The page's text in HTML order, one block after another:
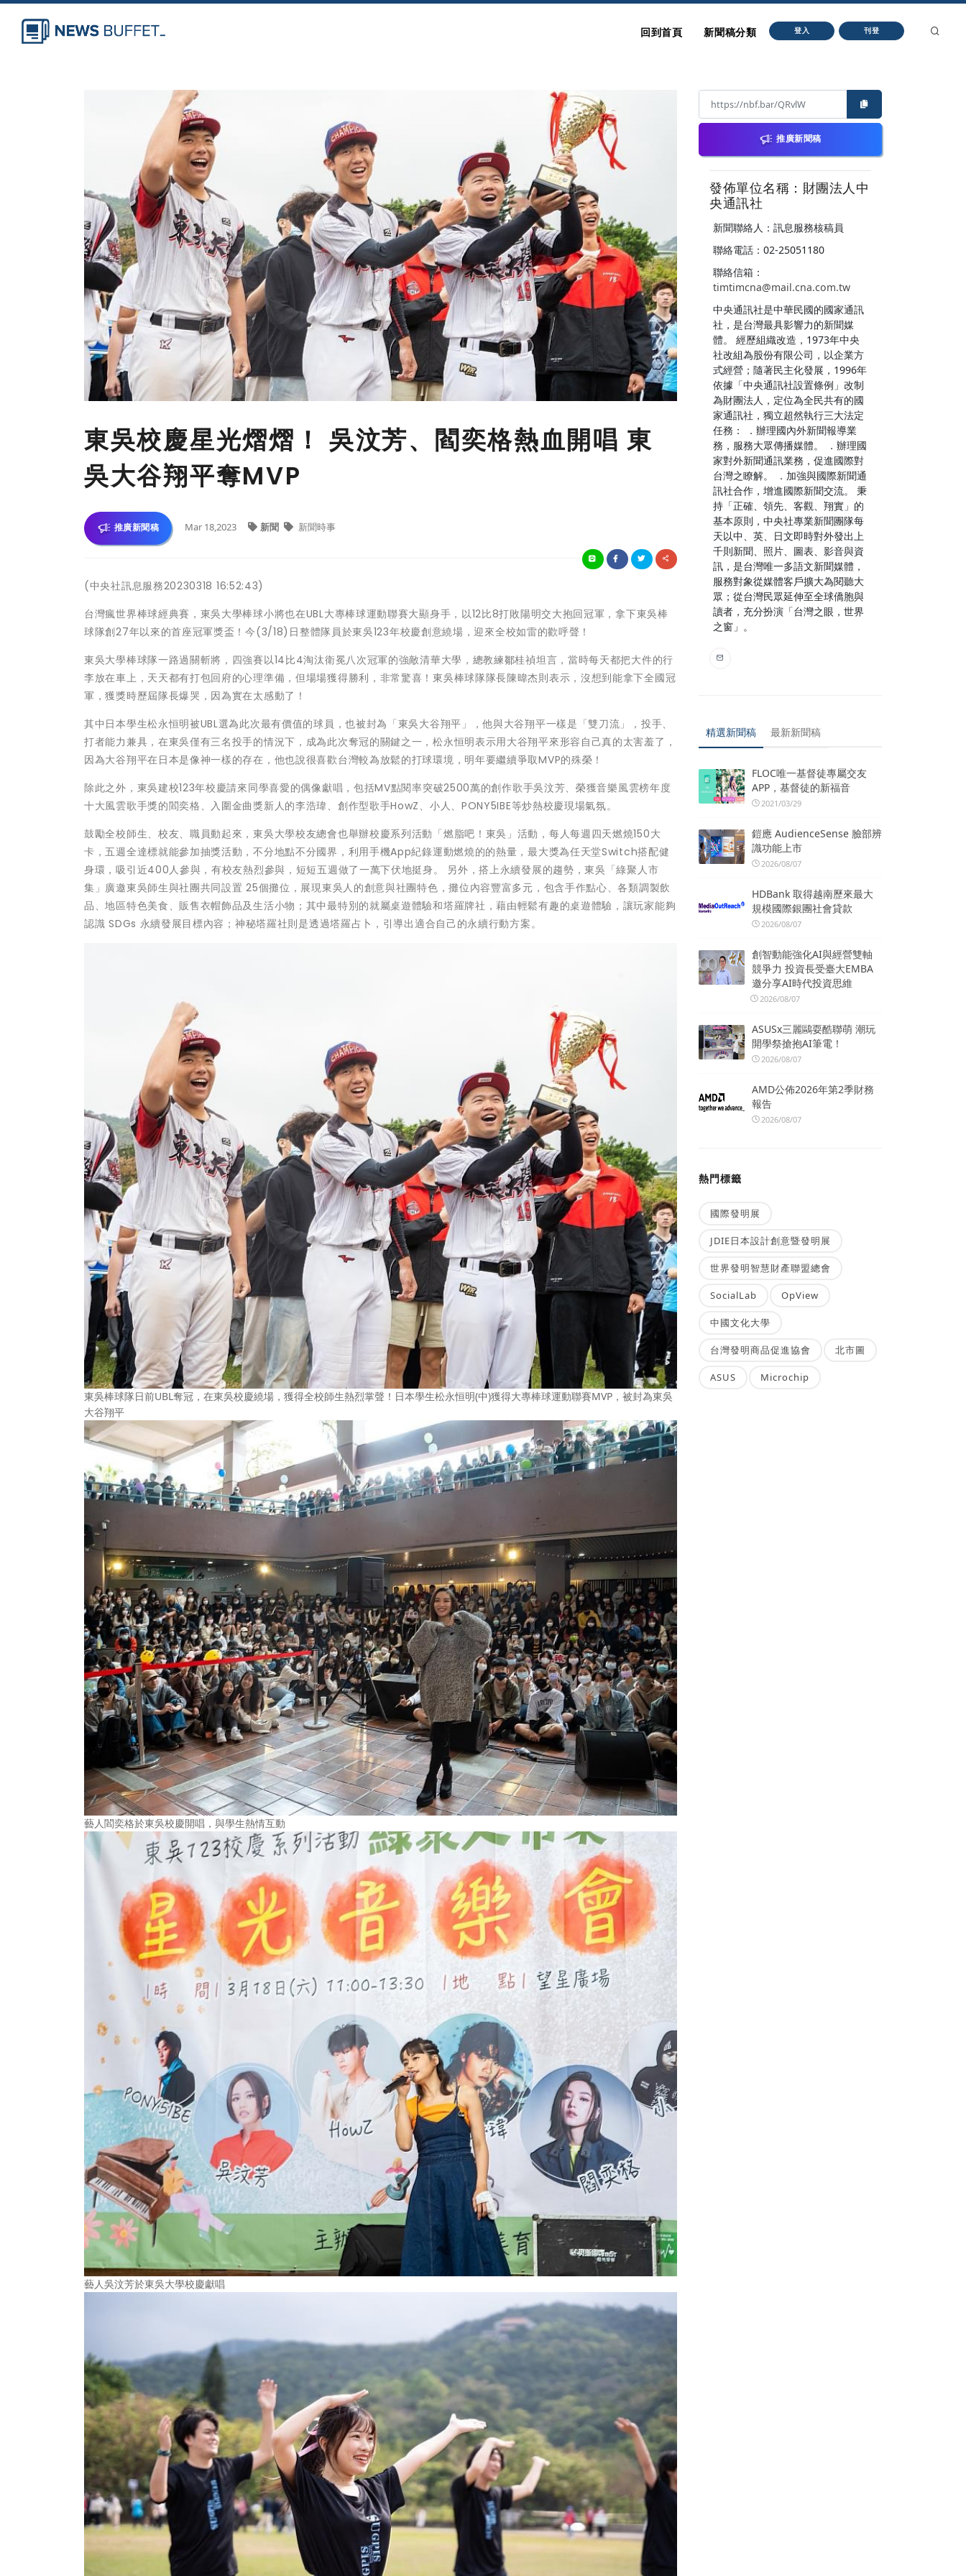
回到首頁 新聞稿分類 登入 刊登
東吳校慶星光熠熠！ 吳汶芳、閻奕格熱血開唱 東
吳大谷翔平奪MVP
推廣新聞稿 Mar 18,2023 新聞 新聞時事
(中央社訊息服務20230318 16:52:43)
台灣瘋世界棒球經典賽，東吳大學棒球小將也在UBL大專棒球運動聯賽大顯身手，以12比8打敗陽明交大抱回冠軍，拿下東吳棒
球隊創27年以來的首座冠軍獎盃！今(3/18)日整體隊員於東吳123年校慶創意繞場，迎來全校如雷的歡呼聲！
東吳大學棒球隊一路過關斬將，四強賽以14比4淘汰衛冕八次冠軍的強敵清華大學，總教練鄒桂禎坦言，當時每天都把大件的行
李放在車上，天天都有打包回府的心理準備，但場場獲得勝利，非常驚喜！東吳棒球隊隊長陳暐杰則表示，沒想到能拿下全國冠
軍，獲獎時歷屆隊長爆哭，因為實在太感動了！
其中日本學生松永恒明被UBL選為此次最有價值的球員，也被封為「東吳大谷翔平」，他與大谷翔平一樣是「雙刀流」，投手、
打者能力兼具，在東吳僅有三名投手的情況下，成為此次奪冠的關鍵之一，松永恒明表示用大谷翔平來形容自己真的太害羞了，
因為大谷翔平在日本是像神一樣的存在，他也說很喜歡台灣較為放鬆的打球環境，明年要繼續爭取MVP的殊榮！
除此之外，東吳建校123年校慶請來同學喜愛的偶像獻唱，包括MV點閱率突破2500萬的創作歌手吳汶芳、榮獲音樂風雲榜年度
十大風雲歌手獎的閻奕格、入圍金曲獎新人的李浩瑋、創作型歌手HowZ、小人、PONY5IBE等炒熱校慶現場氣氛。
鼓勵全校師生、校友、職員動起來，東吳大學校友總會也舉辦校慶系列活動「燃脂吧！東吳」活動，每人每週四天燃燒150大
卡，五週全達標就能參加抽獎活動，不分地點不分國界，利用手機App紀錄運動燃燒的的熱量，最大獎為任天堂Switch搭配健
身環，吸引近400人參與，有校友熱烈參與，短短五週做了一萬下伏地挺身。 另外，搭上永續發展的趨勢，東吳「綠聚人市
集」廣邀東吳師生與社團共同設置 25個攤位，展現東吳人的創意與社團特色，攤位內容豐富多元，包含手作點心、各類調製飲
品、地區特色美食、販售衣帽飾品及生活小物；其中最特別的就屬桌遊體驗和塔羅牌社，藉由輕鬆有趣的桌遊體驗，讓玩家能夠
認識 SDGs 永續發展目標內容；神秘塔羅社則是透過塔羅占卜，引導出適合自己的永續行動方案。
東吳棒球隊日前UBL奪冠，在東吳校慶繞場，獲得全校師生熱烈掌聲！日本學生松永恒明(中)獲得大專棒球運動聯賽MVP，被封為東吳
大谷翔平
藝人閻奕格於東吳校慶開唱，與學生熱情互動
藝人吳汶芳於東吳大學校慶獻唱
推廣新聞稿
發佈單位名稱：財團法人中
央通訊社
新聞聯絡人：訊息服務核稿員
聯絡電話：02-25051180
聯絡信箱：
timtimcna@mail.cna.com.tw
中央通訊社是中華民國的國家通訊
社，是台灣最具影響力的新聞媒
體。 經歷組織改造，1973年中央
社改組為股份有限公司，以企業方
式經營；隨著民主化發展，1996年
依據「中央通訊社設置條例」改制
為財團法人，定位為全民共有的國
家通訊社，獨立超然執行三大法定
任務： ．辦理國內外新聞報導業
務，服務大眾傳播媒體。 ．辦理國
家對外新聞通訊業務，促進國際對
台灣之瞭解。 ．加強與國際新聞通
訊社合作，增進國際新聞交流。 秉
持「正確、領先、客觀、翔實」的
基本原則，中央社專業新聞團隊每
天以中、英、日文即時對外發出上
千則新聞、照片、圖表、影音與資
訊，是台灣唯一多語文新聞媒體，
服務對象從媒體客戶擴大為閱聽大
眾；從台灣民眾延伸至全球僑胞與
讀者，充分扮演「台灣之眼，世界
之窗」。
精選新聞稿 最新新聞稿
FLOC唯一基督徒專屬交友
APP，基督徒的新福音
2021/03/29
鎧應 AudienceSense 臉部辨
識功能上市
2026/08/07
HDBank 取得越南歷來最大
規模國際銀團社會貸款
2026/08/07
創智動能強化AI與經營雙軸
競爭力 投資長受臺大EMBA
邀分享AI時代投資思維
2026/08/07
ASUSx三麗鷗耍酷聯萌 潮玩
開學祭搶抱AI筆電！
2026/08/07
AMD公佈2026年第2季財務
報告
2026/08/07
熱門標籤
國際發明展
JDIE日本設計創意暨發明展
世界發明智慧財產聯盟總會
SocialLab OpView
中國文化大學
台灣發明商品促進協會 北市圖
ASUS Microchip